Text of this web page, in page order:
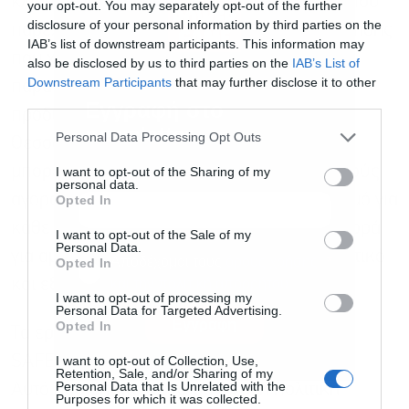
your opt-out. You may separately opt-out of the further
disclosure of your personal information by third parties on the
IAB’s list of downstream participants. This information may
also be disclosed by us to third parties on the IAB’s List of
Downstream Participants that may further disclose it to other
Personal Data Processing Opt Outs
I want to opt-out of the Sharing of my
personal data.
Opted In
I want to opt-out of the Sale of my
Personal Data.
Opted In
I want to opt-out of processing my
Personal Data for Targeted Advertising.
Opted In
I want to opt-out of Collection, Use,
Retention, Sale, and/or Sharing of my
Personal Data that Is Unrelated with the
Purposes for which it was collected.
παρέχουν στη βιομηχανία τη βεβαιότητα ζήτησης
που χρειάζεται ώστε να επενδύσει σε
παραγωγική δυναμικότητα. Ενιαίες
προδιαγραφές ώστε ένας προμηθευτής στη
Θεσσαλονίκη, στο Ταλίν ή στην Τουλούζη να
μπορεί να εξυπηρετεί διαφορετικούς εθνικούς
αγοραστές χωρίς να χρειάζεται ανασχεδιασμό για
κάθε περίπτωση. Μια πραγματική ενιαία αγορά
για αμυντικά αγαθά, με το αντίστοιχο ρυθμιστικό
Τα εργαλεία αρχίζουν να διαμορφώνονται –
SAFE, EDIP, το έργο του Επιτρόπου Άμυνας.
Αυτό που απαιτείται τώρα είναι η πολιτική
Εγγραφή στο
newsletter
Αποδέχομαι τους